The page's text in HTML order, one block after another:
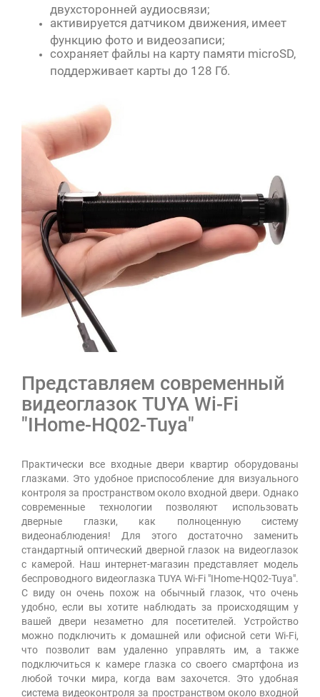
двухсторонней аудиосвязи;
активируется датчиком движения, имеет
функцию фото и видеозаписи;
сохраняет файлы на карту памяти microSD,
поддерживает карты до 128 Гб.
Представляем современный
видеоглазок TUYA Wi-Fi
"IHome-HQ02-Tuya"
Практически все входные двери квартир оборудованы
глазками. Это удобное приспособление для визуального
контроля за пространством около входной двери. Однако
современные технологии позволяют использовать
дверные глазки, как полноценную систему
видеонаблюдения! Для этого достаточно заменить
стандартный оптический дверной глазок на видеоглазок
с камерой. Наш интернет-магазин представляет модель
беспроводного видеоглазка TUYA Wi-Fi "IHome-HQ02-Tuya".
С виду он очень похож на обычный глазок, что очень
удобно, если вы хотите наблюдать за происходящим у
вашей двери незаметно для посетителей. Устройство
можно подключить к домашней или офисной сети Wi-Fi,
что позволит вам удаленно управлять им, а также
подключиться к камере глазка со своего смартфона из
любой точки мира, когда вам захочется. Это удобная
система видеоконтроля за пространством около входной